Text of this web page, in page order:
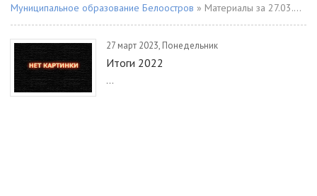
Муниципальное образование Белоостров » Материалы за 27.03.2023
27 март 2023, Понедельник
Итоги 2022
...